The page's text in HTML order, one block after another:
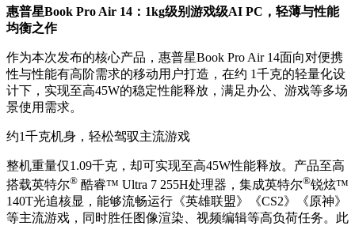
惠普星Book Pro Air 14：1kg级别游戏级AI PC，轻薄与性能
均衡之作
作为本次发布的核心产品，惠普星Book Pro Air 14面向对便携
性与性能有高阶需求的移动用户打造，在约 1千克的轻量化设
计下，实现至高45W的稳定性能释放，满足办公、游戏等多场
景使用需求。
约1千克机身，轻松驾驭主流游戏
整机重量仅1.09千克，却可实现至高45W性能释放。产品至高
搭载英特尔® 酷睿™ Ultra 7 255H处理器，集成英特尔®锐炫™
140T光追核显，能够流畅运行《英雄联盟》《CS2》《原神》
等主流游戏，同时胜任图像渲染、视频编辑等高负荷任务。此